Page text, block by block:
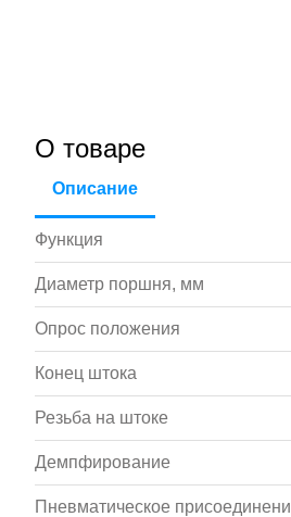
О товаре
Описание
Функция
Диаметр поршня, мм
Опрос положения
Конец штока
Резьба на штоке
Демпфирование
Пневматическое